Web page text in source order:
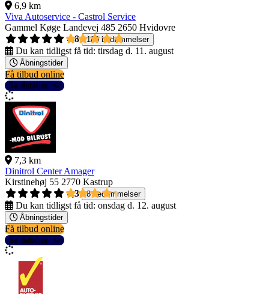
6,9 km
Viva Autoservice - Castrol Service
Gammel Køge Landevej 485 2650 Hvidovre
4,8
189 bedømmelser
Du kan tidligst få tid: tirsdag d. 11. august
Åbningstider
Få tilbud online
Se detaljer
7,3 km
Dinitrol Center Amager
Kirstinehøj 55 2770 Kastrup
4,3
8 bedømmelser
Du kan tidligst få tid: onsdag d. 12. august
Åbningstider
Få tilbud online
Se detaljer